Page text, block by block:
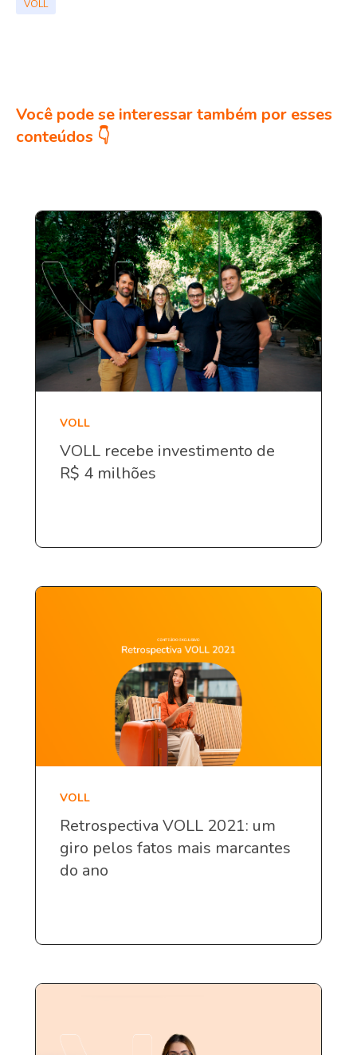
VOLL
Você pode se interessar também por esses
conteúdos 👇
VOLL
VOLL recebe investimento de
R$ 4 milhões
VOLL
Retrospectiva VOLL 2021: um
giro pelos fatos mais marcantes
do ano